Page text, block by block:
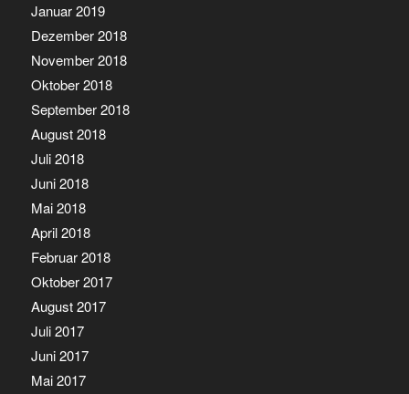
Januar 2019
Dezember 2018
November 2018
Oktober 2018
September 2018
August 2018
Juli 2018
Juni 2018
Mai 2018
April 2018
Februar 2018
Oktober 2017
August 2017
Juli 2017
Juni 2017
Mai 2017